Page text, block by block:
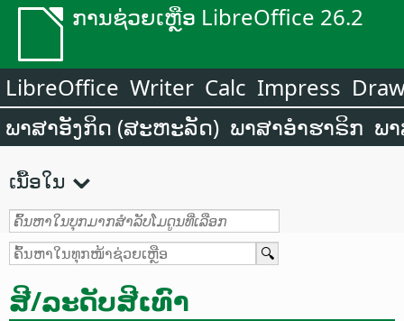
ການຊ່ວຍເຫຼືອ LibreOffice 26.2
LibreOffice Writer Calc Impress
ພາສາອັງກິດ (ສະຫະລັດ) ພາສາອຳຮາຣິກ ພ
ເນື້ອໃນ
ສີ/ລະດັບສີເທົາ